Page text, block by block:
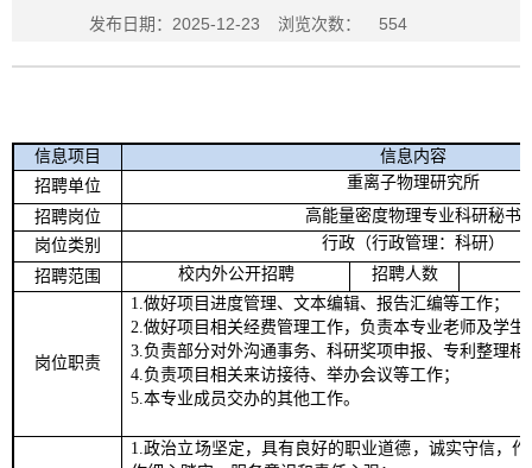
发布日期：2025-12-23 浏览次数： 554
信息项目
信息内容
招聘单位
重离子物理研究所
招聘岗位
高能量密度物理专业科研秘书
岗位类别
行政（行政管理：科研）
招聘范围
校内外公开招聘 招聘人数
岗位职责
1 .做好项目进度管理、文本编辑、报告汇编等工作；
2 .做好项目相关经费管理工作，负责本专业老师及学
3 负责部分对外沟通事务、科研奖项申报、专利整理相
4. 负责项目相关来访接待、举办会议等工作；
5 .本专业成员交办的其他工作。
1.政治立场坚定，具有良好的职业道德，诚实守信，